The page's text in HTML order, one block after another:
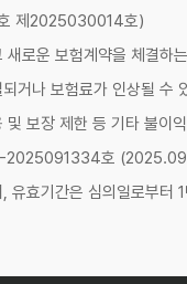
제2025030014호)
로운 보험계약을 체결하
거나 보험료가 인상될 수
보장 제한 등 기타 불이
2025091334호
유효기간은 심의일로부터